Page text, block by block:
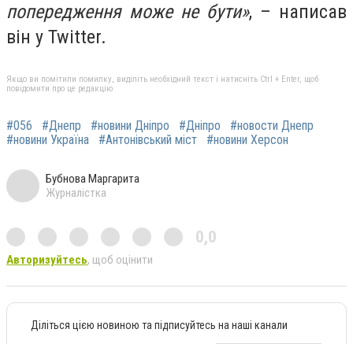
попередження може не бути», – написав
він у Twitter.
Якщо ви помітили помилку, виділіть необхідний текст і натисніть Ctrl + Enter, щоб
повідомити про це редакцію
#056 #Днепр #новини Дніпро #Дніпро
#новости Днепр
#новини Україна
#Антонівський міст #новини Херсон
Бубнова Маргарита
Журналістка
0,0
Авторизуйтесь, щоб оцінити
Діліться цією новиною та підписуйтесь на наші канали